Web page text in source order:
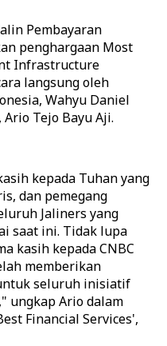
Pembayaran
penghargaan Most
Infrastructure
langsung oleh
Wahyu Daniel
Tejo Bayu Aji.
kepada Tuhan yang
dan pemegang
Jaliners yang
saat ini. Tidak lupa
kasih kepada CNBC
memberikan
seluruh inisiatif
ungkap Ario dalam
Financial Services',